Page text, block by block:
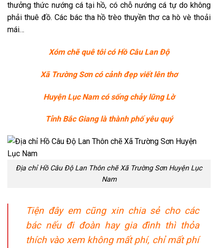
thưởng thức nướng cá tại hồ, có chỗ nướng cá tự do không
phải thuê đồ. Các bác tha hồ trèo thuyền thơ ca hò vè thoải
mái…
Xóm chẽ quê tôi có Hồ Câu Lan Độ
Xã Trường Sơn có cảnh đẹp viết lên thơ
Huyện Lục Nam có sống chảy lững Lờ
Tỉnh Bắc Giang là thành phố yêu quý
Địa chỉ Hồ Câu Độ Lan Thôn chẽ Xã Trường Sơn Huyện Lục
Nam
Tiện đây em cũng xin chia sẻ cho các
bác nếu đi đoàn hay gia đình thì thỏa
thích vào xem không mất phí, chỉ mất phí